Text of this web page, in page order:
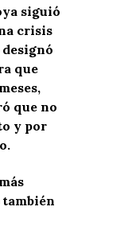
siguió
crisis
que
que no
y por
también